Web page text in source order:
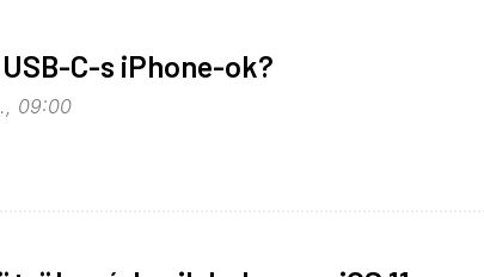
C-s iPhone-ok?
09:00